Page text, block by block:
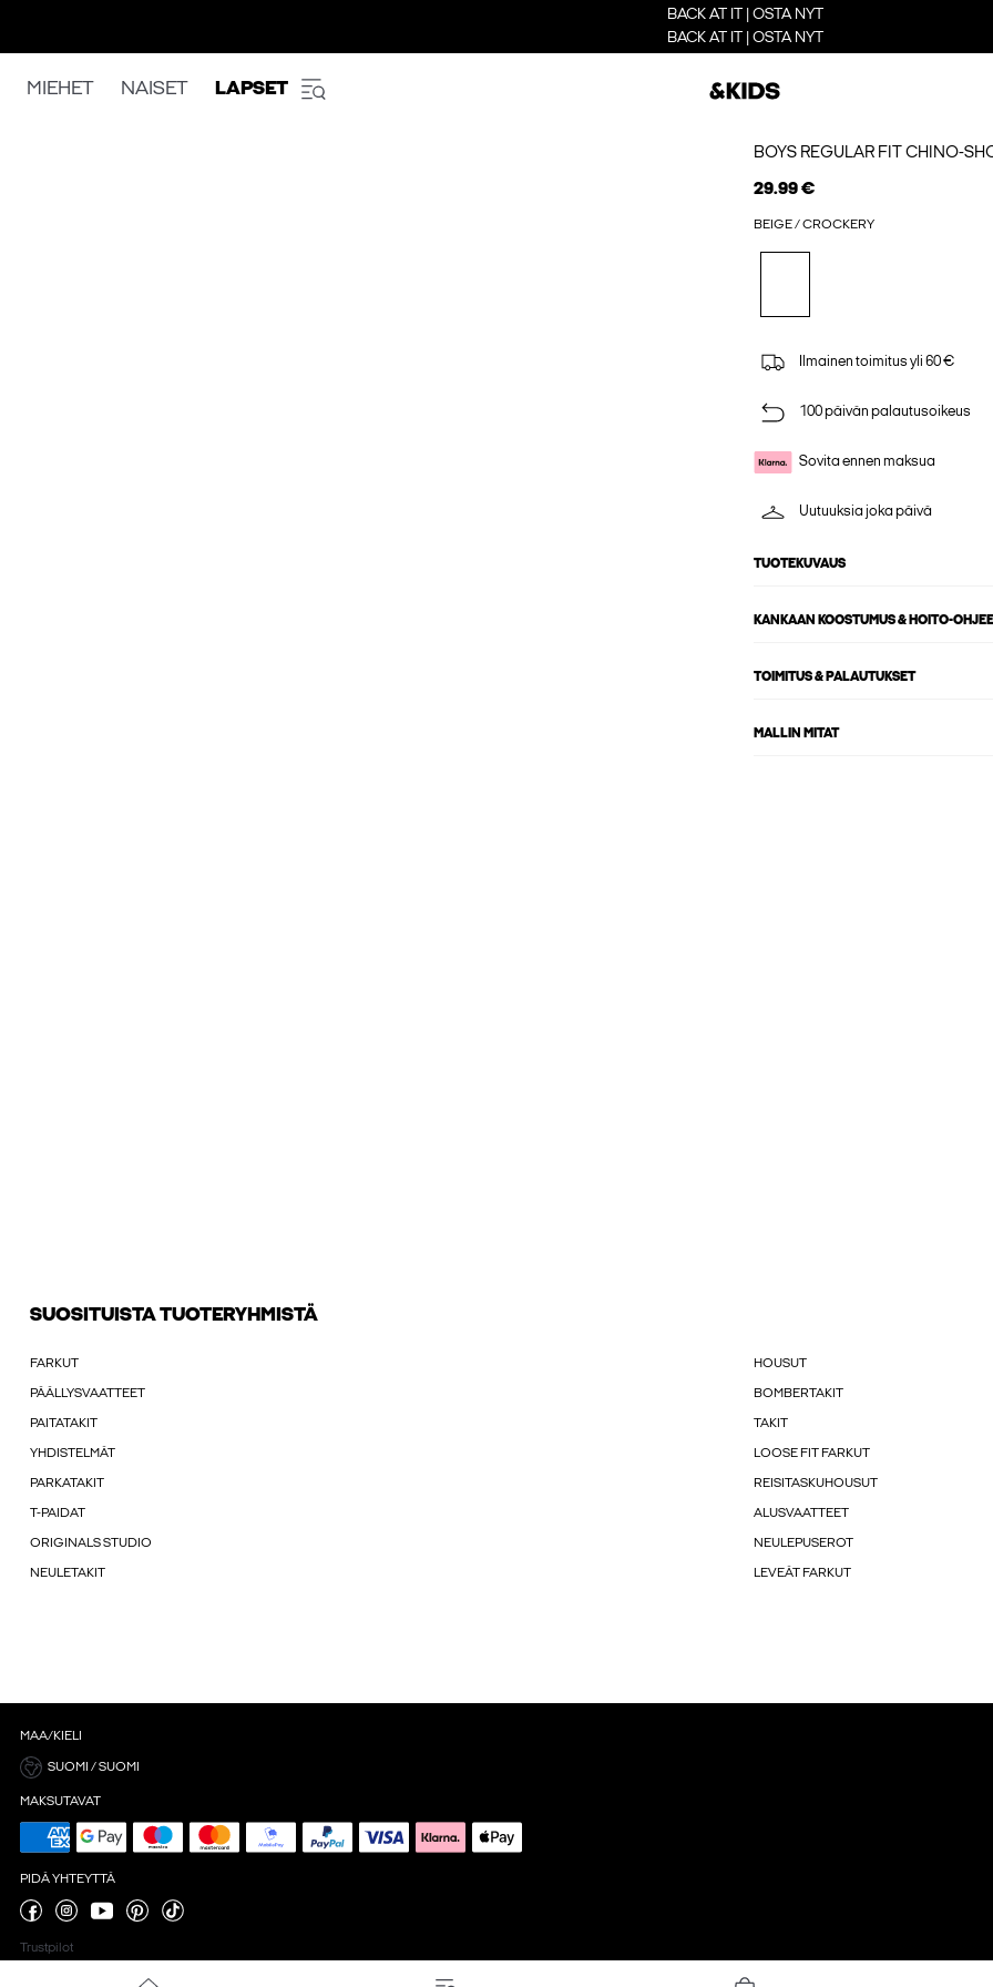
BACK AT IT | OSTA NYT
BACK AT IT | OSTA NYT
MIEHET NAISET LAPSET
BOYS REGULAR FIT CHINO-
29.99 €
BEIGE / CROCKERY
Ilmainen toimitus yli 60 €
100 päivän palautusoikeus
Sovita ennen maksua
Uutuuksia joka päivä
TUOTEKUVAUS
KANKAAN KOOSTUMUS & HOITO-
TOIMITUS & PALAUTUKSET
MALLIN MITAT
SUOSITUISTA TUOTERYHMISTÄ
FARKUT HOUSUT
PÄÄLLYSVAATTEET BOMBERTAKIT
PAITATAKIT TAKIT
YHDISTELMÄT LOOSE FIT FARKUT
PARKATAKIT REISITASKUHOUSUT
T-PAIDAT ALUSVAATTEET
ORIGINALS STUDIO NEULEPUSEROT
NEULETAKIT LEVEÄT FARKUT
MAA/KIELI
SUOMI / SUOMI
MAKSUTAVAT
PIDÄ YHTEYTTÄ
Trustpilot